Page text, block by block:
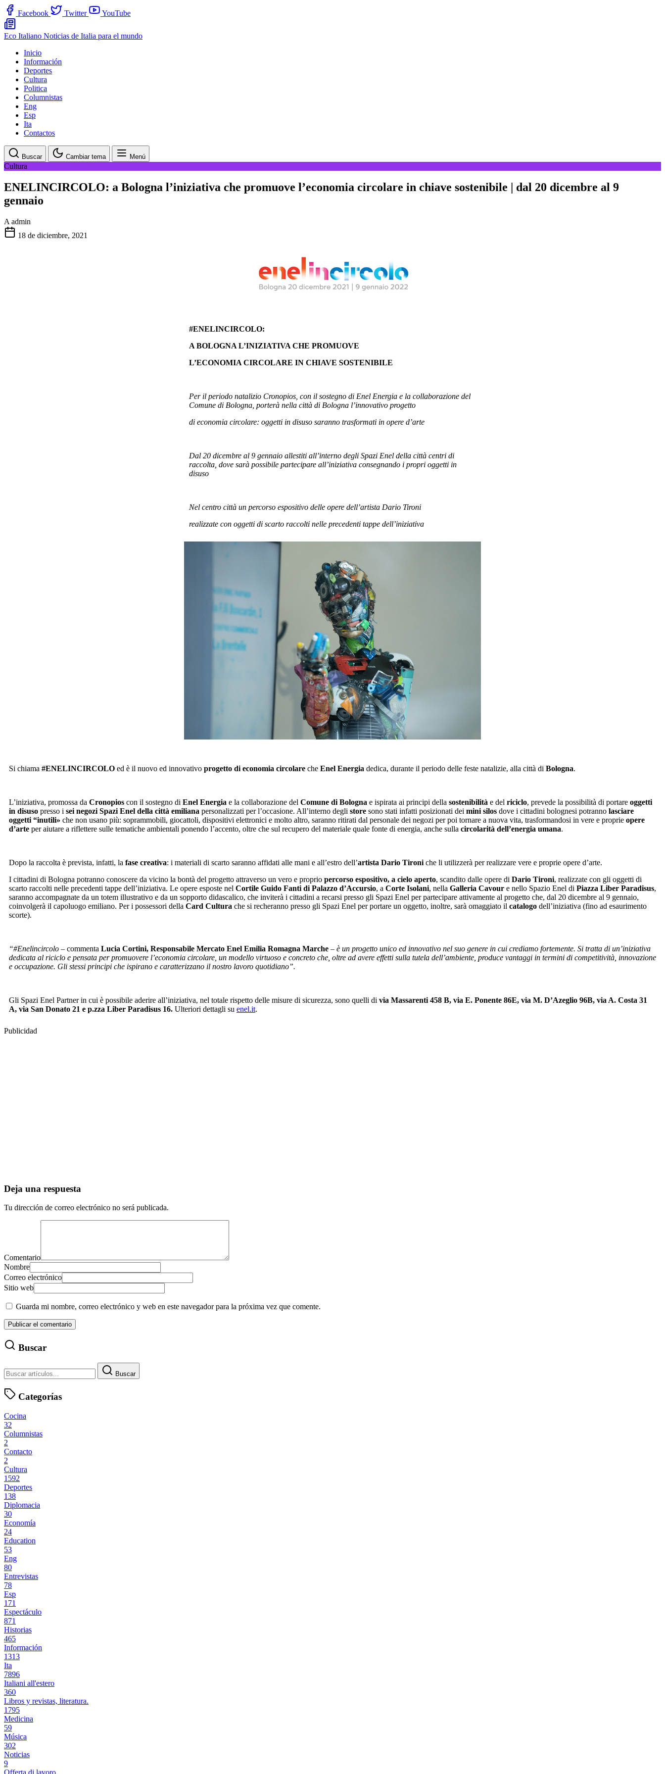
Facebook Twitter YouTube
Eco Italiano Noticias de Italia para el mundo
Inicio
Información
Deportes
Cultura
Politica
Columnistas
Eng
Esp
Ita
Contactos
Buscar Cambiar tema Menú
Cultura
ENELINCIRCOLO: a Bologna l’iniziativa che promuove l’economia circolare in chiave sostenibile | dal 20 dicembre al 9
gennaio
A admin
18 de diciembre, 2021
#ENELINCIRCOLO:
A BOLOGNA L’INIZIATIVA CHE PROMUOVE
L’ECONOMIA CIRCOLARE IN CHIAVE SOSTENIBILE
Per il periodo natalizio Cronopios, con il sostegno di Enel Energia e la collaborazione del
Comune di Bologna, porterà nella città di Bologna l’innovativo progetto
di economia circolare: oggetti in disuso saranno trasformati in opere d’arte
Dal 20 dicembre al 9 gennaio allestiti all’interno degli Spazi Enel della città centri di
raccolta, dove sarà possibile partecipare all’iniziativa consegnando i propri oggetti in
disuso
Nel centro città un percorso espositivo delle opere dell’artista Dario Tironi
realizzate con oggetti di scarto raccolti nelle precedenti tappe dell’iniziativa
Si chiama #ENELINCIRCOLO ed è il nuovo ed innovativo progetto di economia circolare che Enel Energia dedica, durante il periodo delle feste natalizie, alla città di Bologna.
L’iniziativa, promossa da Cronopios con il sostegno di Enel Energia e la collaborazione del Comune di Bologna e ispirata ai principi della sostenibilità e del riciclo, prevede la possibilità di portare oggetti
in disuso presso i sei negozi Spazi Enel della città emiliana personalizzati per l’occasione. All’interno degli store sono stati infatti posizionati dei mini silos dove i cittadini bolognesi potranno lasciare
oggetti “inutili» che non usano più: soprammobili, giocattoli, dispositivi elettronici e molto altro, saranno ritirati dal personale dei negozi per poi tornare a nuova vita, trasformandosi in vere e proprie opere
d’arte per aiutare a riflettere sulle tematiche ambientali ponendo l’accento, oltre che sul recupero del materiale quale fonte di energia, anche sulla circolarità dell’energia umana.
Dopo la raccolta è prevista, infatti, la fase creativa: i materiali di scarto saranno affidati alle mani e all’estro dell’artista Dario Tironi che li utilizzerà per realizzare vere e proprie opere d’arte.
I cittadini di Bologna potranno conoscere da vicino la bontà del progetto attraverso un vero e proprio percorso espositivo, a cielo aperto, scandito dalle opere di Dario Tironi, realizzate con gli oggetti di
scarto raccolti nelle precedenti tappe dell’iniziativa. Le opere esposte nel Cortile Guido Fanti di Palazzo d’Accursio, a Corte Isolani, nella Galleria Cavour e nello Spazio Enel di Piazza Liber Paradisus,
saranno accompagnate da un totem illustrativo e da un sopporto didascalico, che inviterà i cittadini a recarsi presso gli Spazi Enel per partecipare attivamente al progetto che, dal 20 dicembre al 9 gennaio,
coinvolgerà il capoluogo emiliano. Per i possessori della Card Cultura che si recheranno presso gli Spazi Enel per portare un oggetto, inoltre, sarà omaggiato il catalogo dell’iniziativa (fino ad esaurimento
scorte).
“#Enelincircolo – commenta Lucia Cortini, Responsabile Mercato Enel Emilia Romagna Marche – è un progetto unico ed innovativo nel suo genere in cui crediamo fortemente. Si tratta di un’iniziativa
dedicata al riciclo e pensata per promuovere l’economia circolare, un modello virtuoso e concreto che, oltre ad avere effetti sulla tutela dell’ambiente, produce vantaggi in termini di competitività, innovazione
e occupazione. Gli stessi principi che ispirano e caratterizzano il nostro lavoro quotidiano”.
Gli Spazi Enel Partner in cui è possibile aderire all’iniziativa, nel totale rispetto delle misure di sicurezza, sono quelli di via Massarenti 458 B, via E. Ponente 86E, via M. D’Azeglio 96B, via A. Costa 31
A, via San Donato 21 e p.zza Liber Paradisus 16. Ulteriori dettagli su enel.it.
Publicidad
Deja una respuesta
Tu dirección de correo electrónico no será publicada.
Comentario
Nombre
Correo electrónico
Sitio web
Guarda mi nombre, correo electrónico y web en este navegador para la próxima vez que comente.
Buscar
Buscar
Categorías
Cocina
32
Columnistas
2
Contacto
2
Cultura
1592
Deportes
138
Diplomacia
30
Economía
24
Education
53
Eng
80
Entrevistas
78
Esp
171
Espectáculo
871
Historias
465
Información
1313
Ita
7896
Italiani all'estero
360
Libros y revistas, literatura.
1795
Medicina
59
Música
302
Noticias
9